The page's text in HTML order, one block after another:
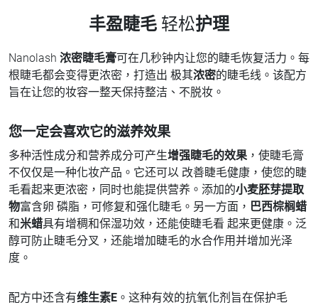
丰盈睫毛 轻松护理
Nanolash 浓密睫毛膏可在几秒钟内让您的睫毛恢复活力。每
根睫毛都会变得更浓密，打造出 极其浓密的睫毛线。该配方
旨在让您的妆容一整天保持整洁、不脱妆。
您一定会喜欢它的滋养效果
多种活性成分和营养成分可产生增强睫毛的效果 ，使睫毛膏
不仅仅是一种化妆产品。它还可以 改善睫毛健康，使您的睫
毛看起来更浓密，同时也能提供营养。添加的小麦胚芽提取
物富含卵 磷脂，可修复和强化睫毛。另一方面， 巴西棕榈蜡
和米蜡具有增稠和保湿功效，还能使睫毛看 起来更健康。泛
醇可防止睫毛分叉，还能增加睫毛的水合作用并增加光泽
度。
配方中还含有维生素E 。这种有效的抗氧化剂旨在保护毛